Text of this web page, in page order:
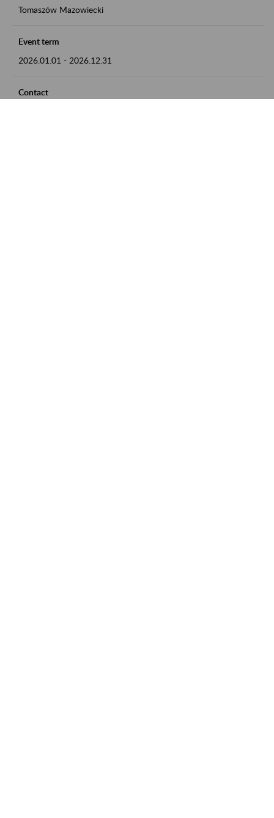
Tomaszów Mazowiecki
Event term
2026.01.01 - 2026.12.31
Contact